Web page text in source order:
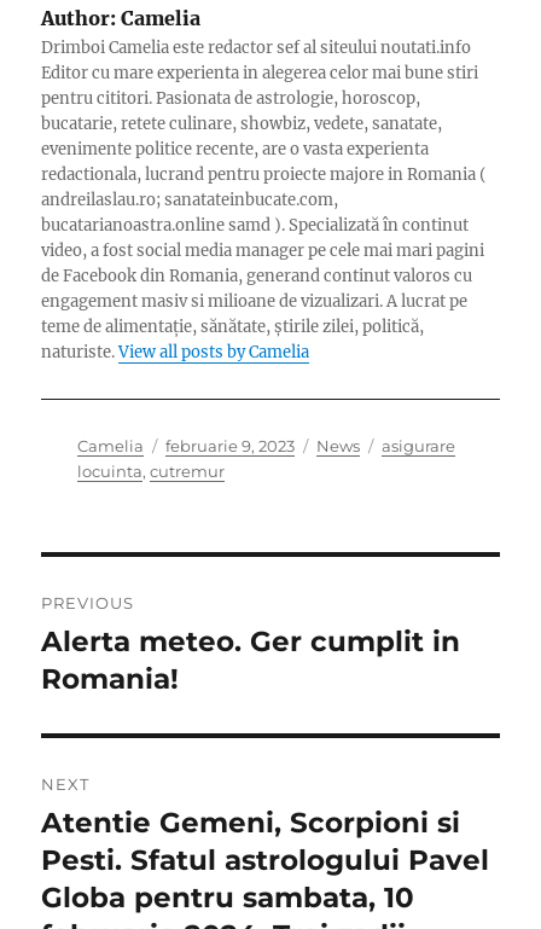
Author: Camelia
Drimboi Camelia este redactor sef al siteului noutati.info
Editor cu mare experienta in alegerea celor mai bune stiri
pentru cititori. Pasionata de astrologie, horoscop,
bucatarie, retete culinare, showbiz, vedete, sanatate,
evenimente politice recente, are o vasta experienta
redactionala, lucrand pentru proiecte majore in Romania (
andreilaslau.ro; sanatateinbucate.com,
bucatarianoastra.online samd ). Specializată în continut
video, a fost social media manager pe cele mai mari pagini
de Facebook din Romania, generand continut valoros cu
engagement masiv si milioane de vizualizari. A lucrat pe
teme de alimentație, sănătate, știrile zilei, politică,
naturiste.View all posts by Camelia
Author
Camelia
Posted
on
februarie 9, 2023 Categories
News Tags
asigurare
locuinta, cutremur
în
articole
PREVIOUS
Previous
post:
Alerta meteo. Ger cumplit in
Romania!
NEXT
Next
post:
Atentie Gemeni, Scorpioni si
Pesti. Sfatul astrologului Pavel
Globa pentru sambata, 10